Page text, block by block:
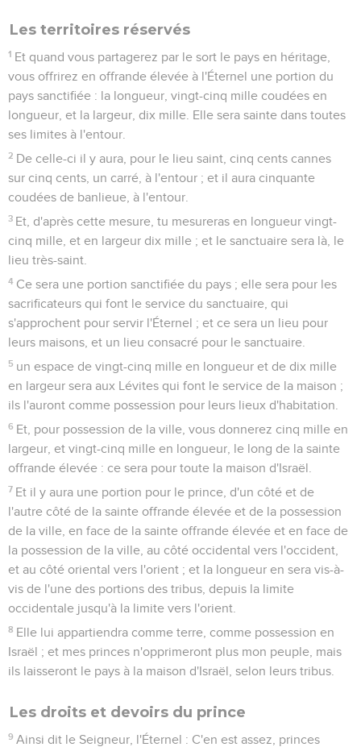
Les territoires réservés
1 Et quand vous partagerez par le sort le pays en héritage,
vous offrirez en offrande élevée à l'Éternel une portion du
pays sanctifiée : la longueur, vingt-cinq mille coudées en
longueur, et la largeur, dix mille. Elle sera sainte dans toutes
ses limites à l'entour.
2 De celle-ci il y aura, pour le lieu saint, cinq cents cannes
sur cinq cents, un carré, à l'entour ; et il aura cinquante
coudées de banlieue, à l'entour.
3 Et, d'après cette mesure, tu mesureras en longueur vingt-
cinq mille, et en largeur dix mille ; et le sanctuaire sera là, le
lieu très-saint.
4 Ce sera une portion sanctifiée du pays ; elle sera pour les
sacrificateurs qui font le service du sanctuaire, qui
s'approchent pour servir l'Éternel ; et ce sera un lieu pour
leurs maisons, et un lieu consacré pour le sanctuaire.
5 un espace de vingt-cinq mille en longueur et de dix mille
en largeur sera aux Lévites qui font le service de la maison ;
ils l'auront comme possession pour leurs lieux d'habitation.
6 Et, pour possession de la ville, vous donnerez cinq mille en
largeur, et vingt-cinq mille en longueur, le long de la sainte
offrande élevée : ce sera pour toute la maison d'Israël.
7 Et il y aura une portion pour le prince, d'un côté et de
l'autre côté de la sainte offrande élevée et de la possession
de la ville, en face de la sainte offrande élevée et en face de
la possession de la ville, au côté occidental vers l'occident,
et au côté oriental vers l'orient ; et la longueur en sera vis-à-
vis de l'une des portions des tribus, depuis la limite
occidentale jusqu'à la limite vers l'orient.
8 Elle lui appartiendra comme terre, comme possession en
Israël ; et mes princes n'opprimeront plus mon peuple, mais
ils laisseront le pays à la maison d'Israël, selon leurs tribus.
Les droits et devoirs du prince
9 Ainsi dit le Seigneur, l'Éternel : C'en est assez, princes